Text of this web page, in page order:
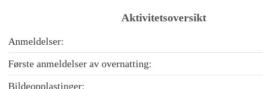
Aktivitetsoversikt
Anmeldelser:
Første anmeldelser av overnatting:
Bildeopplastinger: